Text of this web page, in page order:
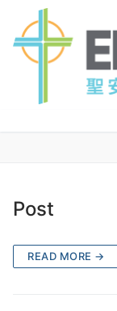
Post
READ MORE →